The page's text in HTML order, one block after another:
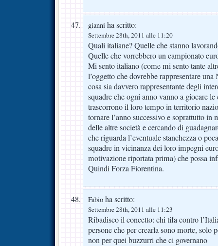
gianni ha scritto:
Settembre 28th, 2011 alle 11:20
Quali italiane? Quelle che stanno
Quelle che vorrebbero un campionato
Mi sento italiano (come mi sento tante
l’oggetto che dovrebbe rappresentare
cosa sia davvero rappresentante degli
squadre che ogni anno vanno a giocare
trascorrono il loro tempo in territorio
tornare l’anno successivo e soprattutto in
delle altre società e cercando di
che riguarda l’eventuale stanchezza o
squadre in vicinanza dei loro impegni
motivazione riportata prima) che possa
Quindi Forza Fiorentina.
Fabio ha scritto:
Settembre 28th, 2011 alle 11:23
Ribadisco il concetto: chi tifa contro
persone che per crearla sono morte, solo
non per quei buzzurri che ci governano